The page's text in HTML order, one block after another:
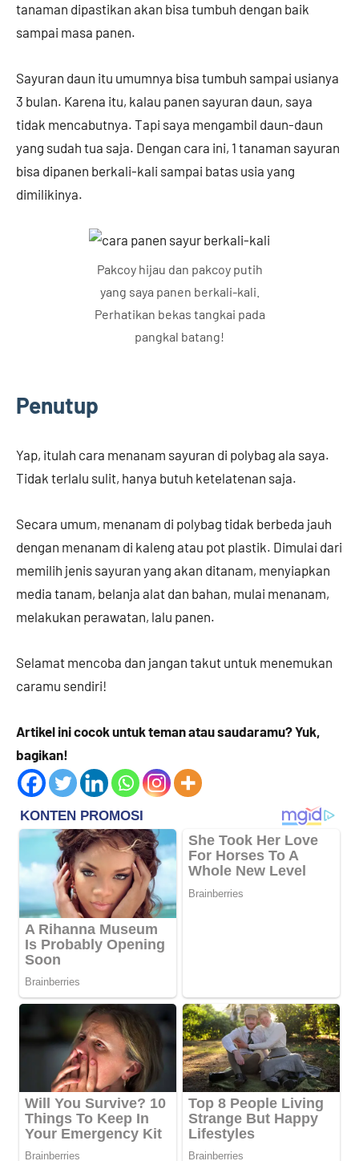
tanaman dipastikan akan bisa tumbuh dengan baik
sampai masa panen.
Sayuran daun itu umumnya bisa tumbuh sampai usianya
3 bulan. Karena itu, kalau panen sayuran daun, saya
tidak mencabutnya. Tapi saya mengambil daun-daun
yang sudah tua saja. Dengan cara ini, 1 tanaman sayuran
bisa dipanen berkali-kali sampai batas usia yang
dimilikinya.
Pakcoy hijau dan pakcoy putih
yang saya panen berkali-kali.
Perhatikan bekas tangkai pada
pangkal batang!
Penutup
Yap, itulah cara menanam sayuran di polybag ala saya.
Tidak terlalu sulit, hanya butuh ketelatenan saja.
Secara umum, menanam di polybag tidak berbeda jauh
dengan menanam di kaleng atau pot plastik. Dimulai dari
memilih jenis sayuran yang akan ditanam, menyiapkan
media tanam, belanja alat dan bahan, mulai menanam,
melakukan perawatan, lalu panen.
Selamat mencoba dan jangan takut untuk menemukan
caramu sendiri!
Artikel ini cocok untuk teman atau saudaramu? Yuk,
bagikan!